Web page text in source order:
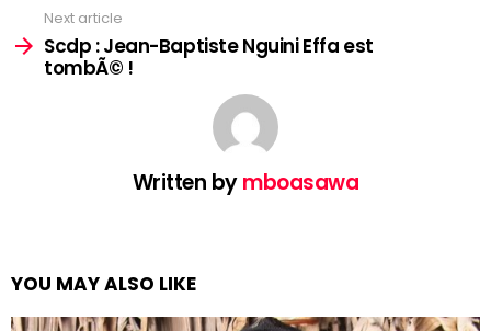
Next article
Scdp : Jean-Baptiste Nguini Effa est
tombÃ© !
Written bymboasawa
YOU MAY ALSO LIKE